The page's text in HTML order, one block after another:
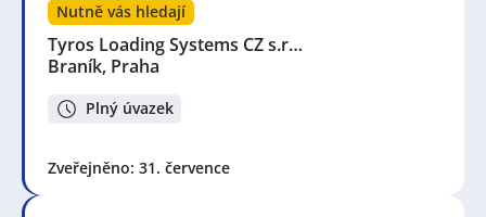
Nutně vás hledají
Tyros Loading Systems CZ s.r…
Braník, Praha
Plný úvazek
Zveřejněno: 31. července